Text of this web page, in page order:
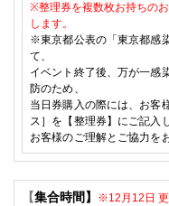
※整理券を複数枚お持ちの
します。
※東京都公表の「東京都感
て、
イベント終了後、万が一感
防のため、
当日券購入の際には、お客
ス］を【整理券】にご記入
お客様のご理解とご協力を
【集合時間】
※12月12日